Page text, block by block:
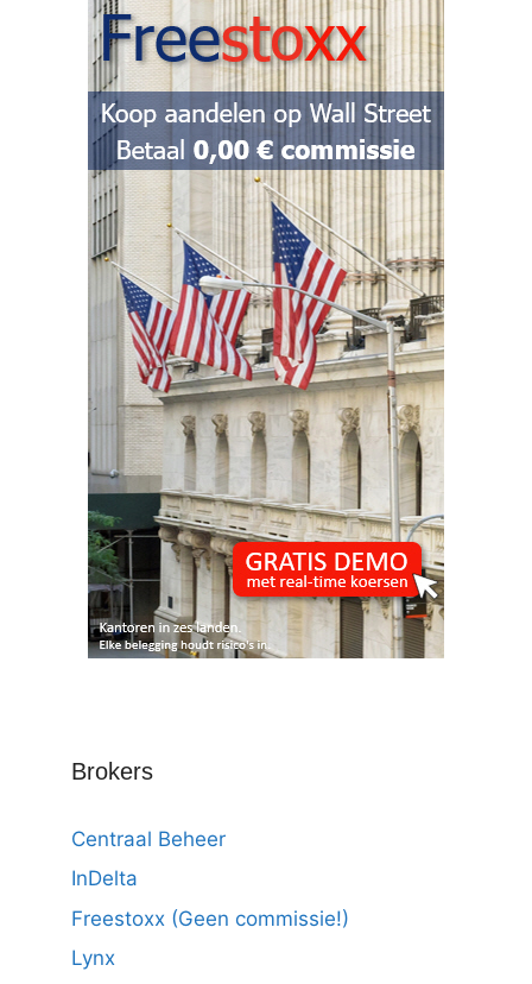
Brokers
Centraal Beheer
InDelta
Freestoxx (Geen commissie!)
Lynx